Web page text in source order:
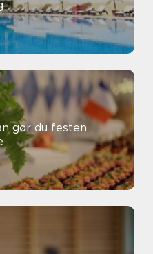
gør du festen